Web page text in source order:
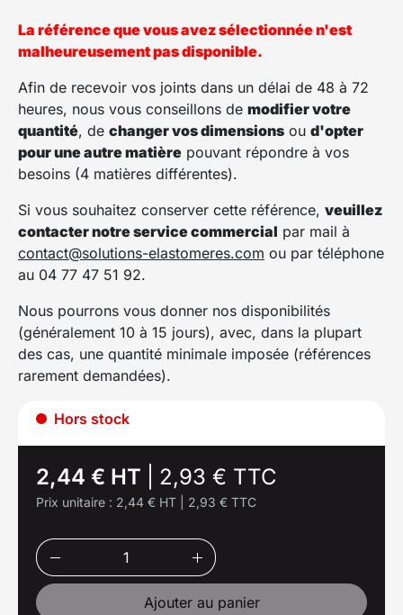
La référence que vous avez sélectionnée n'est
malheureusement pas disponible.
Afin de recevoir vos joints dans un délai de 48 à 72
heures, nous vous conseillons de modifier votre
quantité, de changer vos dimensions ou d'opter
pour une autre matière pouvant répondre à vos
besoins (4 matières différentes).
Si vous souhaitez conserver cette référence, veuillez
contacter notre service commercial par mail à
contact@solutions-elastomeres.com ou par téléphone
au 04 77 47 51 92.
Nous pourrons vous donner nos disponibilités
(généralement 10 à 15 jours), avec, dans la plupart
des cas, une quantité minimale imposée (références
rarement demandées).
Hors stock
2,44 € HT 2,93 € TTC
Prix unitaire : 2,44 € HT 2,93 € TTC
Ajouter au panier